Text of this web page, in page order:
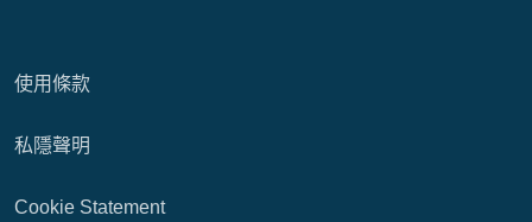
使用條款
私隱聲明
Cookie Statement